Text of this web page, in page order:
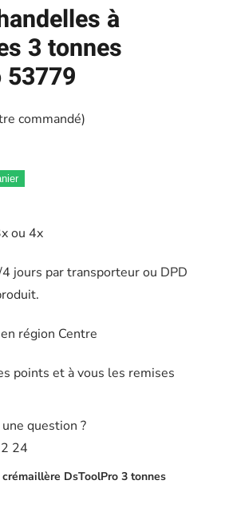
à
3 tonnes
53779
commandé)
ou 4x
jours par transporteur ou DPD
région Centre
points et à vous les remises
question ?
24
DsToolPro 3 tonnes